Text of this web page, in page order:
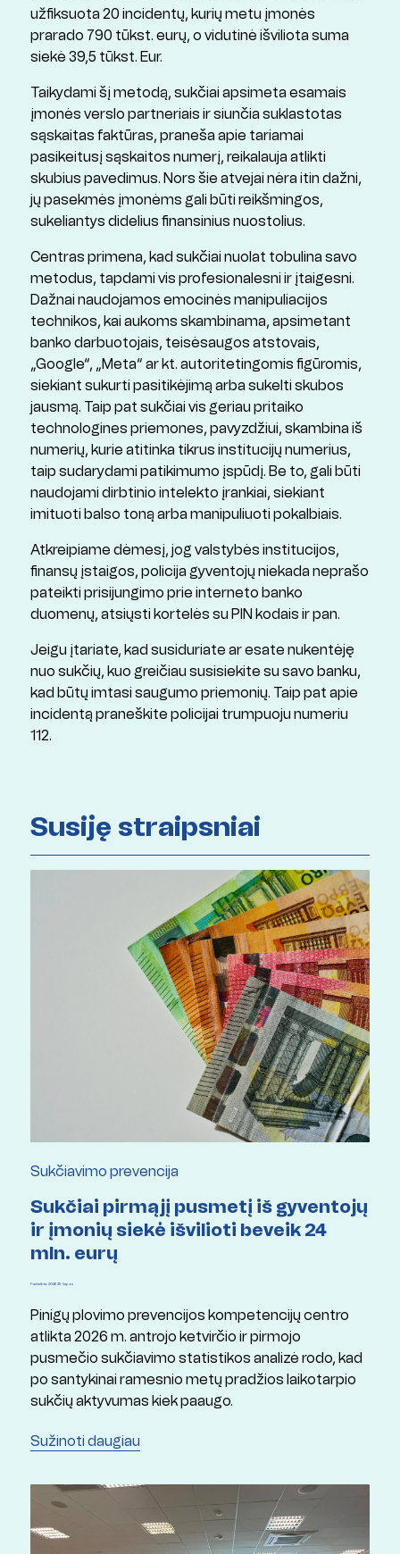
užfiksuota 20 incidentų, kurių metu įmonės
prarado 790 tūkst. eurų, o vidutinė išviliota suma
siekė 39,5 tūkst. Eur.
Taikydami šį metodą, sukčiai apsimeta esamais
įmonės verslo partneriais ir siunčia suklastotas
sąskaitas faktūras, praneša apie tariamai
pasikeitusį sąskaitos numerį, reikalauja atlikti
skubius pavedimus. Nors šie atvejai nėra itin dažni,
jų pasekmės įmonėms gali būti reikšmingos,
sukeliantys didelius finansinius nuostolius.
Centras primena, kad sukčiai nuolat tobulina savo
metodus, tapdami vis profesionalesni ir įtaigesni.
Dažnai naudojamos emocinės manipuliacijos
technikos, kai aukoms skambinama, apsimetant
banko darbuotojais, teisėsaugos atstovais,
„Google“, „Meta“ ar kt. autoritetingomis figūromis,
siekiant sukurti pasitikėjimą arba sukelti skubos
jausmą. Taip pat sukčiai vis geriau pritaiko
technologines priemones, pavyzdžiui, skambina iš
numerių, kurie atitinka tikrus institucijų numerius,
taip sudarydami patikimumo įspūdį. Be to, gali būti
naudojami dirbtinio intelekto įrankiai, siekiant
imituoti balso toną arba manipuliuoti pokalbiais.
Atkreipiame dėmesį, jog valstybės institucijos,
finansų įstaigos, policija gyventojų niekada neprašo
pateikti prisijungimo prie interneto banko
duomenų, atsiųsti kortelės su PIN kodais ir pan.
Jeigu įtariate, kad susiduriate ar esate nukentėję
nuo sukčių, kuo greičiau susisiekite su savo banku,
kad būtų imtasi saugumo priemonių. Taip pat apie
incidentą praneškite policijai trumpuoju numeriu
112.
Susiję straipsniai
Sukčiavimo prevencija
Sukčiai pirmąjį pusmetį iš gyventojų
ir įmonių siekė išvilioti beveik 24
mln. eurų
Paskelbta: 2026 29 liepos
Pinigų plovimo prevencijos kompetencijų centro
atlikta 2026 m. antrojo ketvirčio ir pirmojo
pusmečio sukčiavimo statistikos analizė rodo, kad
po santykinai ramesnio metų pradžios laikotarpio
sukčių aktyvumas kiek paaugo.
Sužinoti daugiau